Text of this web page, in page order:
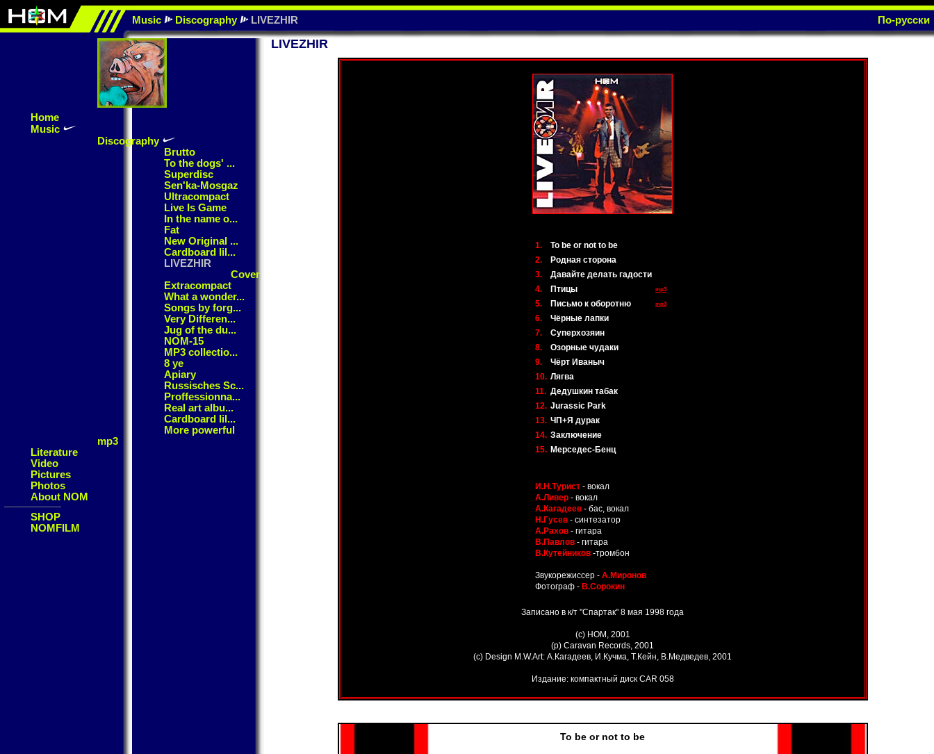
Music Discography LIVEZHIR По-русски
Home
Music
Discography
Brutto
To the dogs' ...
Superdisc
Sen'ka-Mosgaz
Ultracompact
Live Is Game
In the name o...
Fat
New Original ...
Cardboard lil...
LIVEZHIR
Cover
Extracompact
What a wonder...
Songs by forg...
Very Differen...
Jug of the du...
NOM-15
MP3 collectio...
8 ye
Apiary
Russisches Sc...
Proffessionna...
Real art albu...
Cardboard lil...
More powerful
mp3
Literature
Video
Pictures
Photos
About NOM
SHOP
NOMFILM
LIVEZHIR
1.
To be or not to be
2.
Родная сторона
3.
Давайте делать гадости
4.
Птицы mp3
5. Письмо к оборотню mp3
6.
Чёрные лапки
7.
Суперхозяин
8.
Озорные чудаки
9.
Чёрт Иваныч
10. Лягва
11. Дедушкин табак
12. Jurassic Park
13. ЧП+Я дурак
14. Заключение
15. Мерседес-Бенц
И.Н.Турист - вокал
А.Ливер - вокал
А.Кагадеев - бас, вокал
Н.Гусев - синтезатор
А.Рахов - гитара
В.Павлов - гитара
В.Кутейников -тромбон
Звукорежиссер - А.Миронов
Фотограф - В.Сорокин
Записано в к/т "Спартак" 8 мая 1998 года
(c) НОМ, 2001
(p) Caravan Records, 2001
(с) Design M.W.Art: А.Кагадеев, И.Кучма, Т.Кейн, В.Медведев, 2001
Издание: компактный диск CAR 058
To be or not to be